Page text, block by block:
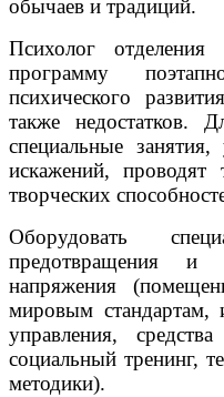
обычаев и традиций.
Психолог отделения
программу
психического
также недостатков.
специальные
искажений, проводят
творческих
Оборудовать
предотвращения и
напряжения
мировым стандартам,
управления,
социальный тренинг,
методики).